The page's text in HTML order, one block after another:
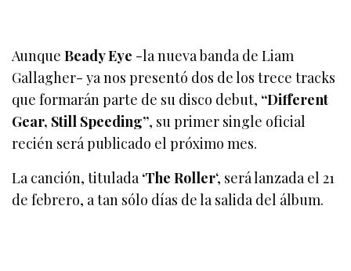
AunqueBeady Eye -la nueva banda de Liam
Gallagher- ya nos presentó dos de los trece tracks
que formarán parte de su disco debut, “Different
Gear, Still Speeding”, su primer single oficial
recién será publicado el próximo mes.
La canción, titulada‘The Roller‘, será lanzada el 21
de febrero, a tan sólo días de la salida del álbum.